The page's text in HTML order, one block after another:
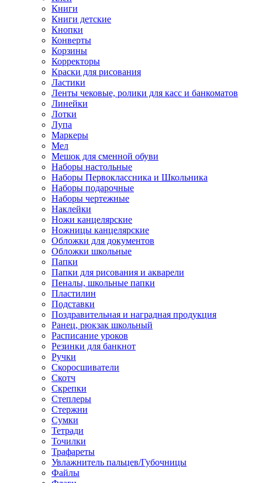
Книги
Книги детские
Кнопки
Конверты
Корзины
Корректоры
Краски для рисования
Ластики
Ленты чековые, ролики для касс и банкоматов
Линейки
Лотки
Лупа
Маркеры
Мел
Мешок для сменной обуви
Наборы настольные
Наборы Первоклассника и Школьника
Наборы подарочные
Наборы чертежные
Наклейки
Ножи канцелярские
Ножницы канцелярские
Обложки для документов
Обложки школьные
Папки
Папки для рисования и акварели
Пеналы, школьные папки
Пластилин
Подставки
Поздравительная и наградная продукция
Ранец, рюкзак школьный
Расписание уроков
Резинки для банкнот
Ручки
Скоросшиватели
Скотч
Скрепки
Степлеры
Стержни
Сумки
Тетради
Точилки
Трафареты
Увлажнитель пальцев/Губочницы
Файлы